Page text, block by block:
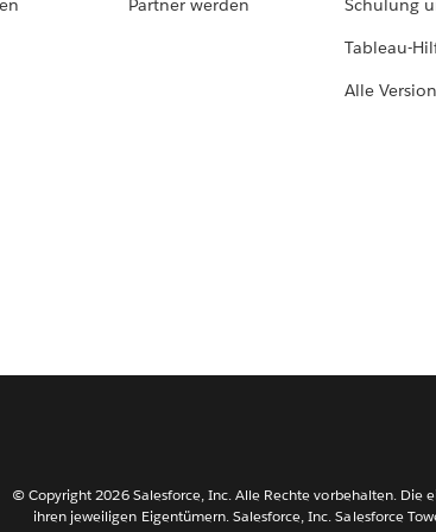
Partner werden
Schulung
Tableau-
Alle
© Copyright 2026 Salesforce, Inc. Alle Rechte vorbehalten. Die
ihren jeweiligen Eigentümern. Salesforce, Inc. Salesforce